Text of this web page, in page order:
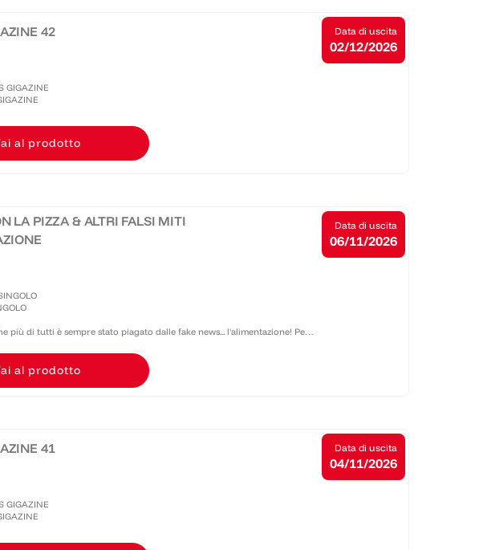
42
GIGAZINE
al prodotto
Data di uscita
02/12/2026
LA PIZZA & ALTRI FALSI MITI
più di tutti è sempre stato piagato dalle fake news... l'alimentazione! Per
Antonucci, divulgatore e biologo nutrizionista che già sul web...
al prodotto
Data di uscita
06/11/2026
41
GIGAZINE
Data di uscita
04/11/2026